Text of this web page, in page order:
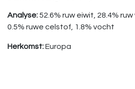
Analyse:52.6% ruw eiwit, 28.4%
0.5% ruwe celstof, 1.8% vocht
Herkomst:Europa